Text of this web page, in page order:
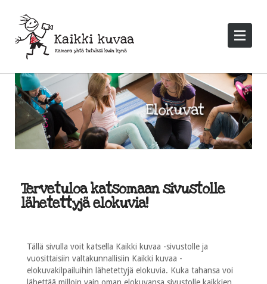
Tervetuloa katsomaan sivustolle
lähetettyjä elokuvia!
Tällä sivulla voit katsella Kaikki kuvaa -sivustolle ja
vuosittaisiin valtakunnallisiin Kaikki kuvaa -
elokuvakilpailuihin lähetettyjä elokuvia. Kuka tahansa voi
lähettää milloin vain oman elokuvansa sivustolle kaikkien